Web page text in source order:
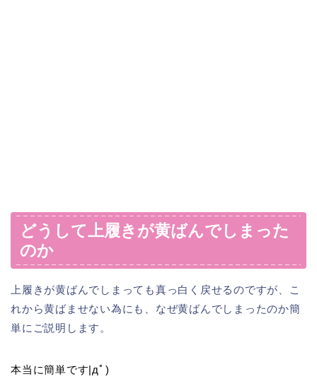
どうして上履きが黄ばんでしまった
のか
上履きが黄ばんでしまっても真っ白く戻せるのですが、こ
れから黄ばませない為にも、なぜ黄ばんでしまったのか簡
単にご説明します。
本当に簡単です|дﾟ)